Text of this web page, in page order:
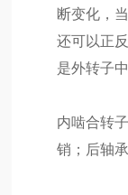
断变化，
还可以正
是外转子
内啮合转
销；后轴